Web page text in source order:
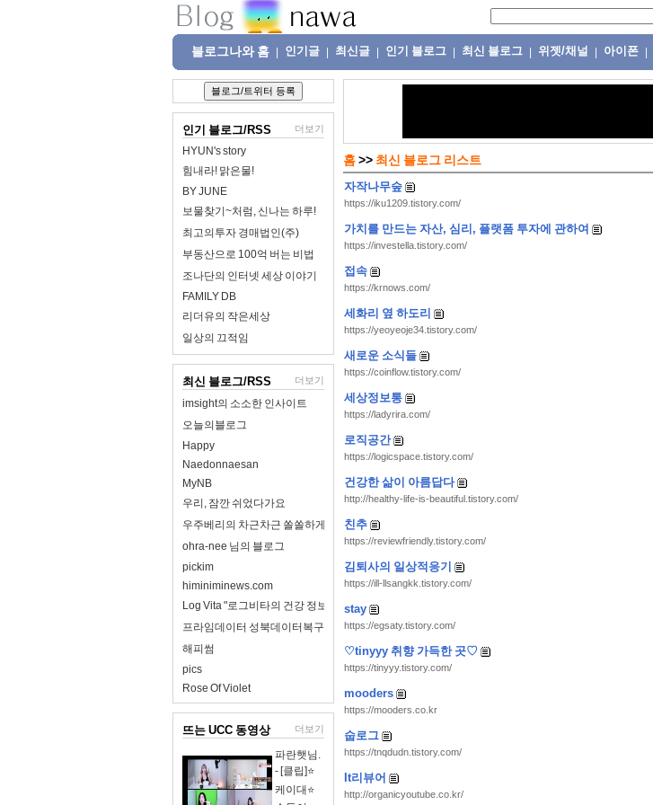
블로그나와 홈 인기글 최신글 인기 블로그 최신 블로그 위젯/채널 아이폰
인기 블로그/RSS 더보기
HYUN's story
힘내라! 맑은물!
BY JUNE
보물찾기~처럼, 신나는 하루!
최고의투자 경매법인(주)
부동산으로 100억 버는 비법
조나단의 인터넷 세상 이야기
FAMILY DB
리더유의 작은세상
일상의 끄적임
최신 블로그/RSS 더보기
imsight의 소소한 인사이트
오늘의블로그
Happy
Naedonnaesan
MyNB
우리, 잠깐 쉬었다가요
우주베리의 차근차근 쏠쏠하게
ohra-nee 님의 블로그
pickim
himiniminews.com
Log Vita "로그비타의 건강 정보 완전 정리"
프라임데이터 성북데이터복구
해피썸
pics
Rose Of Violet
뜨는 UCC 동영상 더보기
파란햇님.
- [클립]⭐
케이대⭐
홈>> 최신 블로그 리스트
자작나무숲
https://iku1209.tistory.com/
가치를 만드는 자산, 심리, 플랫폼 투자에 관하여
https://investella.tistory.com/
접속
https://krnows.com/
세화리 옆 하도리
https://yeoyeoje34.tistory.com/
새로운 소식들
https://coinflow.tistory.com/
세상정보통
https://ladyrira.com/
로직공간
https://logicspace.tistory.com/
건강한 삶이 아름답다
http://healthy-life-is-beautiful.tistory.com/
친추
https://reviewfriendly.tistory.com/
김퇴사의 일상적응기
https://ill-llsangkk.tistory.com/
stay
https://egsaty.tistory.com/
♡tinyyy 취향 가득한 곳♡
https://tinyyy.tistory.com/
mooders
https://mooders.co.kr
숩로그
https://tnqdudn.tistory.com/
It리뷰어
http://organicyoutube.co.kr/